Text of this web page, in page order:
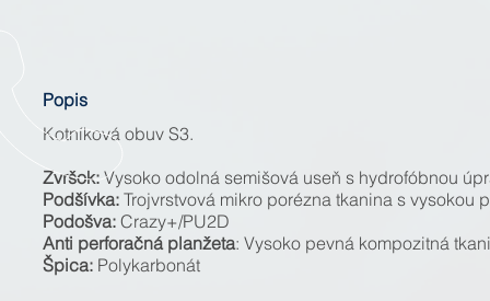
Popis
Kotníková obuv S3.
Zvršok: Vysoko odolná semišová useň s hydrofóbnou
Podšívka: Trojvrstvová mikro porézna tkanina s vysokou
Podošva: Crazy+/PU2D
Anti perforačná planžeta: Vysoko pevná kompozitná
Špica: Polykarbonát